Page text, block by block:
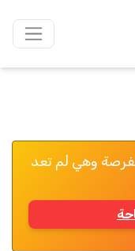
وهي لم تعد